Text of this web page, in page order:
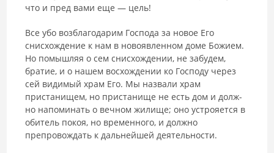
что и пред вами еще — цель!
Все убо возблагодарим Господа за новое Его
снисхождение к нам в новоявленном доме Божием.
Но помышляя о сем снисхождении, не забу­дем,
братие, и о нашем восхождении ко Господу через
сей видимый храм Его. Мы назвали храм
пристанищем, но пристанище не есть дом и долж­
но напоминать о вечном жилище; оно устрояется в
обитель покоя, но временного, и должно
препровождать к дальнейшей деятельности.